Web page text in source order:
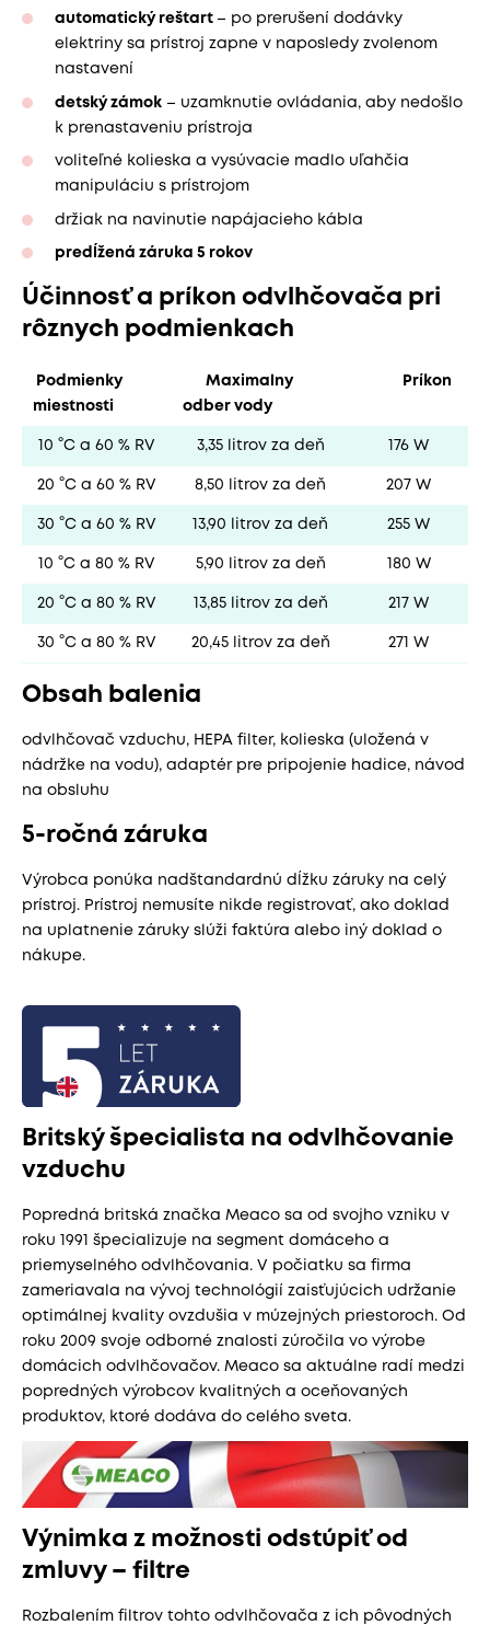
automatický reštart – po prerušení dodávky
elektriny sa prístroj zapne v naposledy zvolenom
nastavení
detský zámok – uzamknutie ovládania, aby nedošlo
k prenastaveniu prístroja
voliteľné kolieska a vysúvacie madlo uľahčia
manipuláciu s prístrojom
držiak na navinutie napájacieho kábla
predĺžená záruka 5 rokov
Účinnosť a príkon odvlhčovača pri
rôznych podmienkach
Podmienky
miestnosti
Maximalny
odber vody
Príkon
10 °C a 60 % RV 3,35 litrov za deň 176 W
20 °C a 60 % RV 8,50 litrov za deň 207 W
30 °C a 60 % RV 13,90 litrov za deň 255 W
10 °C a 80 % RV 5,90 litrov za deň 180 W
20 °C a 80 % RV 13,85 litrov za deň 217 W
30 °C a 80 % RV 20,45 litrov za deň 271 W
Obsah balenia
odvlhčovač vzduchu, HEPA filter, kolieska (uložená v
nádržke na vodu), adaptér pre pripojenie hadice, návod
na obsluhu
5-ročná záruka
Výrobca ponúka nadštandardnú dĺžku záruky na celý
prístroj. Prístroj nemusíte nikde registrovať, ako doklad
na uplatnenie záruky slúži faktúra alebo iný doklad o
nákupe.
Britský špecialista na odvlhčovanie
vzduchu
Popredná britská značka Meaco sa od svojho vzniku v
roku 1991 špecializuje na segment domáceho a
priemyselného odvlhčovania. V počiatku sa firma
zameriavala na vývoj technológií zaisťujúcich udržanie
optimálnej kvality ovzdušia v múzejných priestoroch. Od
roku 2009 svoje odborné znalosti zúročila vo výrobe
domácich odvlhčovačov. Meaco sa aktuálne radí medzi
popredných výrobcov kvalitných a oceňovaných
produktov, ktoré dodáva do celého sveta.
Výnimka z možnosti odstúpiť od
zmluvy – filtre
Rozbalením filtrov tohto odvlhčovača z ich pôvodných